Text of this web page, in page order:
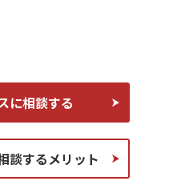
に相談する
談するメリット